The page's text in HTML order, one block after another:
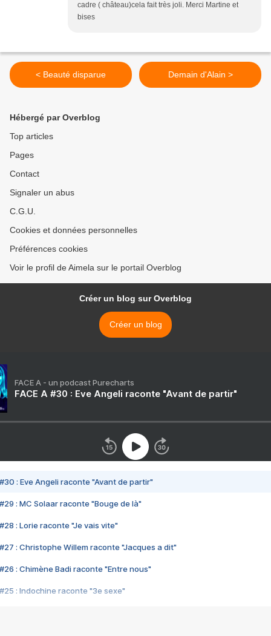
cadre ( château)cela fait très joli. Merci Martine et
bises
< Beauté disparue Demain d'Alain >
Hébergé par Overblog
Top articles
Pages
Contact
Signaler un abus
C.G.U.
Cookies et données personnelles
Préférences cookies
Voir le profil de Aimela sur le portail Overblog
Créer un blog sur Overblog
Créer un blog
FACE A - un podcast Purecharts
FACE A #30 : Eve Angeli raconte "Avant de partir"
#30 : Eve Angeli raconte "Avant de partir"
#29 : MC Solaar raconte "Bouge de là"
#28 : Lorie raconte "Je vais vite"
#27 : Christophe Willem raconte "Jacques a dit"
#26 : Chimène Badi raconte "Entre nous"
#25 : Indochine raconte "3e sexe"